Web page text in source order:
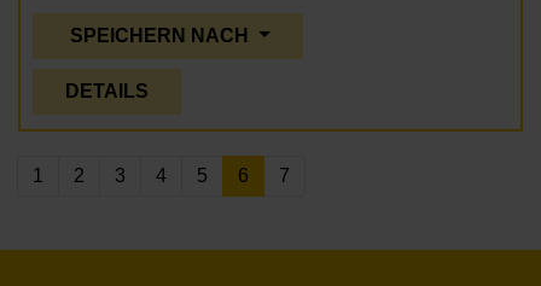
SPEICHERN NACH
DETAILS
1 2 3 4 5 6 7